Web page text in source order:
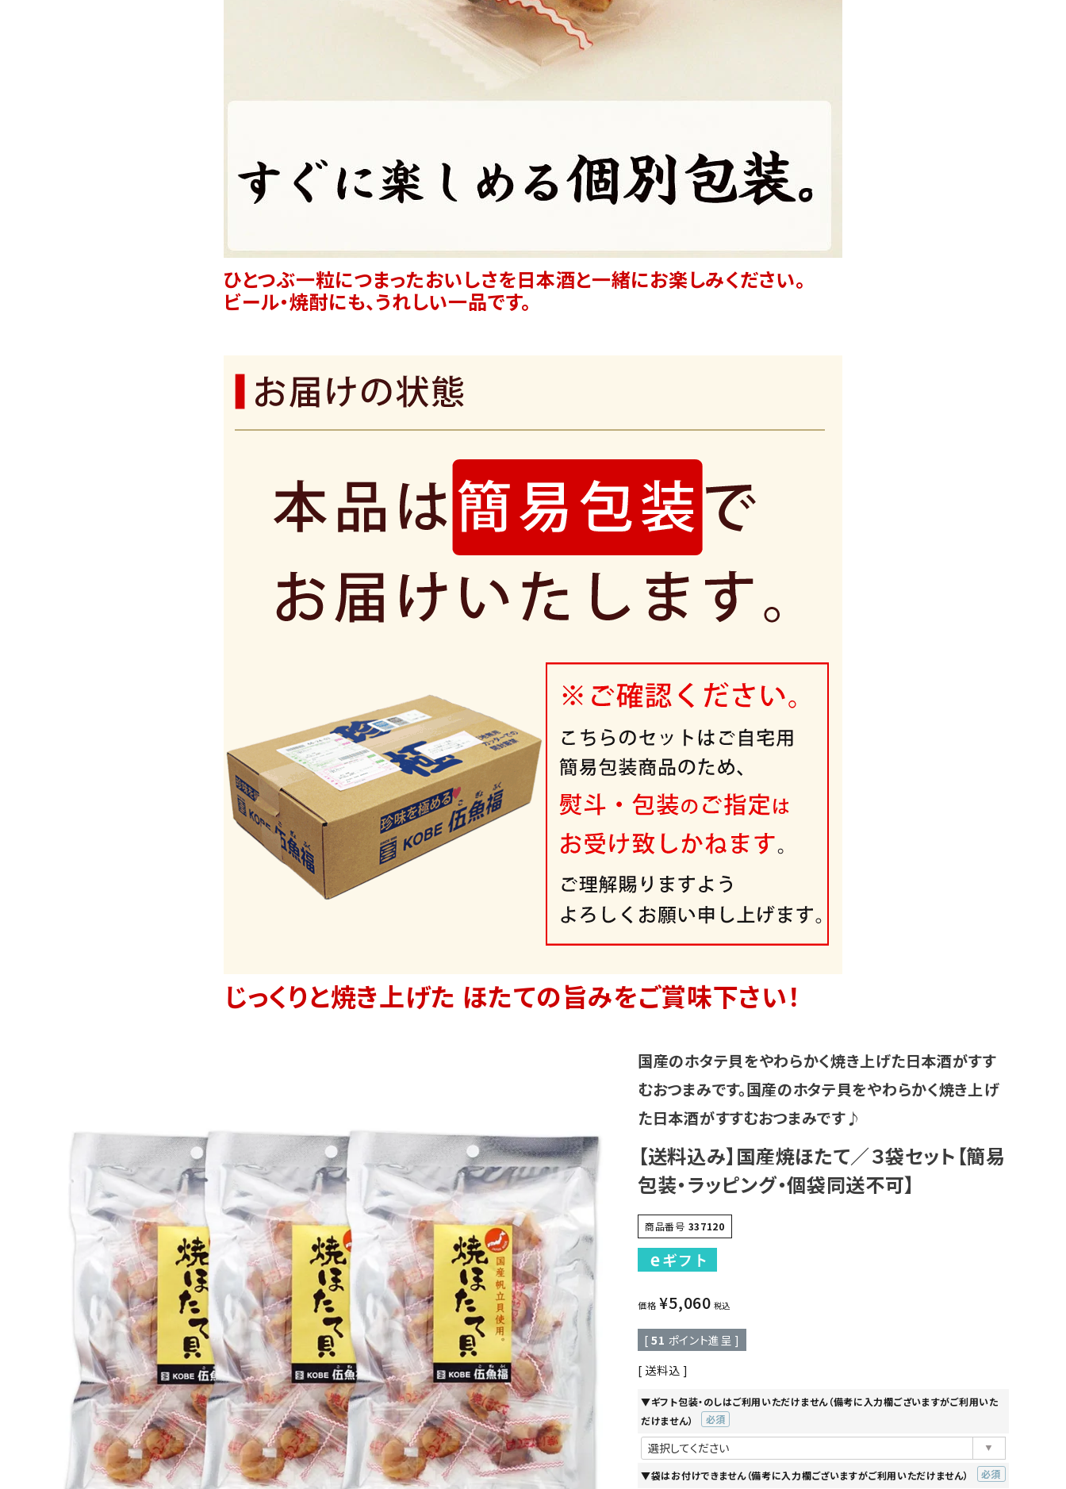
ひとつぶ一粒につまったおいしさを日本酒と一緒にお楽しみください。
ビール・焼酎にも、うれしい一品です。
じっくりと焼き上げた ほたての旨みをご賞味下さい！
国産のホタテ貝をやわらかく焼き上げた日本酒がすす
むおつまみです。国産のホタテ貝をやわらかく焼き上げ
た日本酒がすすむおつまみです♪
【送料込み】国産焼ほたて／３袋セット【簡易
包装・ラッピング・個袋同送不可】
商品番号 337120
価格 ¥5,060 税込
[ 51 ポイント進呈 ]
送料込
▼ギフト包装・のしはご利用いただけません（備考に入力欄ございますがご利用いた
だけません）
(必
須)
▼袋はお付けできません（備考に入力欄ございますがご利用いただけません）